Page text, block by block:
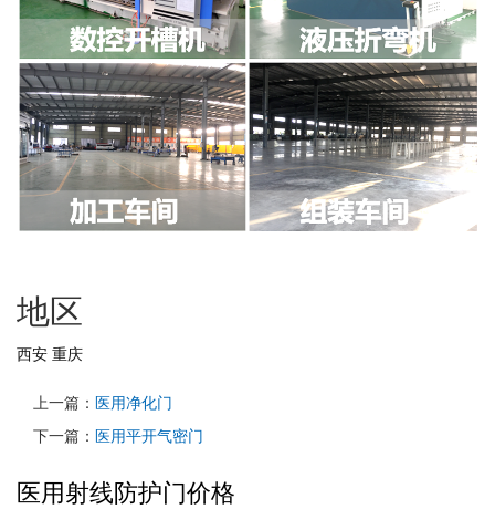
地区
西安 重庆
上一篇： 医用净化门
下一篇： 医用平开气密门
医用射线防护门价格